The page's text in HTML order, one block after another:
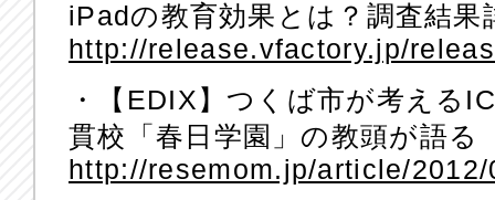
iPadの教育効果とは？調査結果
http://release.vfactory.jp/
・【EDIX】つくば市が考える
貫校「春日学園」の教頭が語る
http://resemom.jp/article/